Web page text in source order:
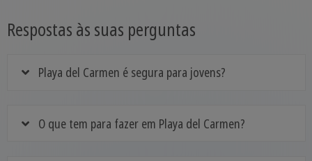
Respostas às suas perguntas
Playa del Carmen é segura para jovens?
O que tem para fazer em Playa del Carmen?